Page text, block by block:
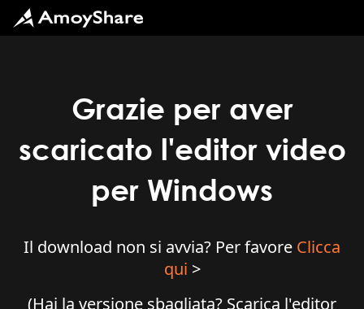
Grazie per aver
scaricato l'editor video
per Windows
Il download non si avvia? Per favore Clicca
qui >
(Hai la versione sbagliata? Scarica l'editor